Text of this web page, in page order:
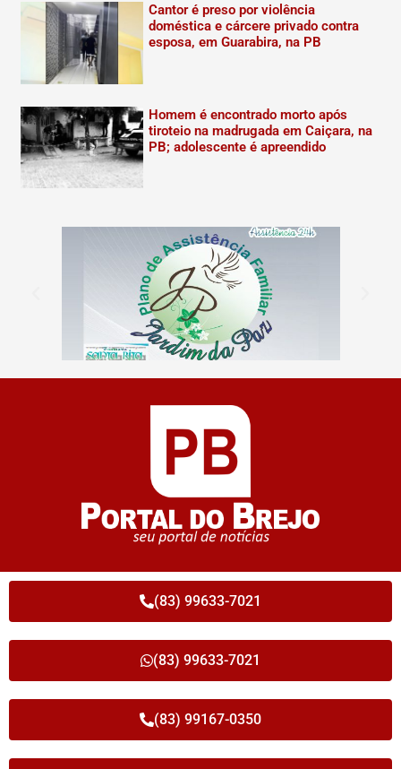
Cantor é preso por violência
doméstica e cárcere privado contra
esposa, em Guarabira, na PB
Homem é encontrado morto após
tiroteio na madrugada em Caiçara, na
PB; adolescente é apreendido
(83) 99633-7021
(83) 99633-7021
(83) 99167-0350